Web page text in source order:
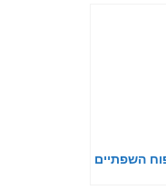
השפתיים